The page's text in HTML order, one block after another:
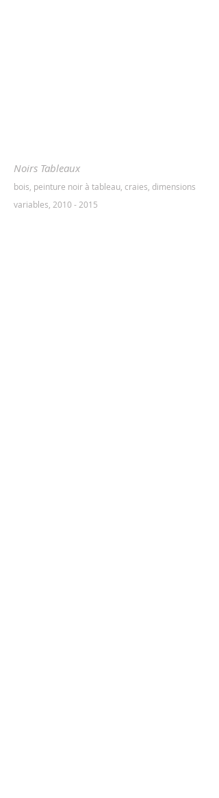
Noirs Tableaux
​bois, peinture noir à tableau, craies, dimensions
variables, 2010 - 2015